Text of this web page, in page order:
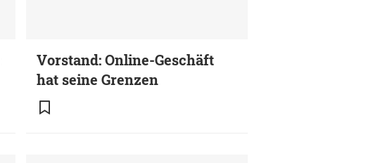
Vorstand: Online-Geschäft
hat seine Grenzen